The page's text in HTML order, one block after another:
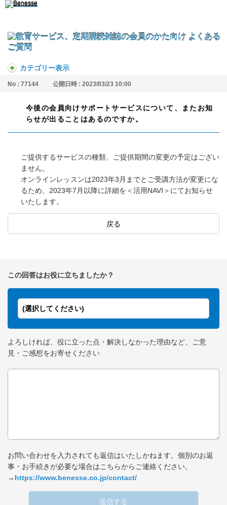
カテゴリー表示
No : 77144 公開日時 : 2023/03/23 10:00
今後の会員向けサポートサービスについて、またお知
らせが出ることはあるのですか。
ご提供するサービスの種類、ご提供期間の変更の予定はござい
ません。
オンラインレッスンは2023年3月までとご受講方法が変更にな
るため、2023年7月以降に詳細を＜活用NAVI＞にてお知らせ
いたします。
戻る
この回答はお役に立ちましたか？
(選択してください)
よろしければ、役に立った点・解決しなかった理由など、ご意
見・ご感想をお寄せください
お問い合わせを入力されても返信はいたしかねます。個別のお返
事・お手続きが必要な場合はこちらからご連絡ください。
→ https://www.benesse.co.jp/contact/
送信する